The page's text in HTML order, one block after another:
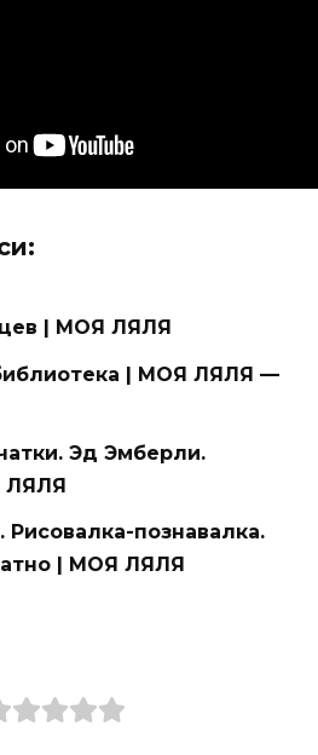
| МОЯ ЛЯЛЯ
| МОЯ ЛЯЛЯ —
Эд Эмберли.
ЛЯЛЯ
Рисовалка-познавалка.
| МОЯ ЛЯЛЯ